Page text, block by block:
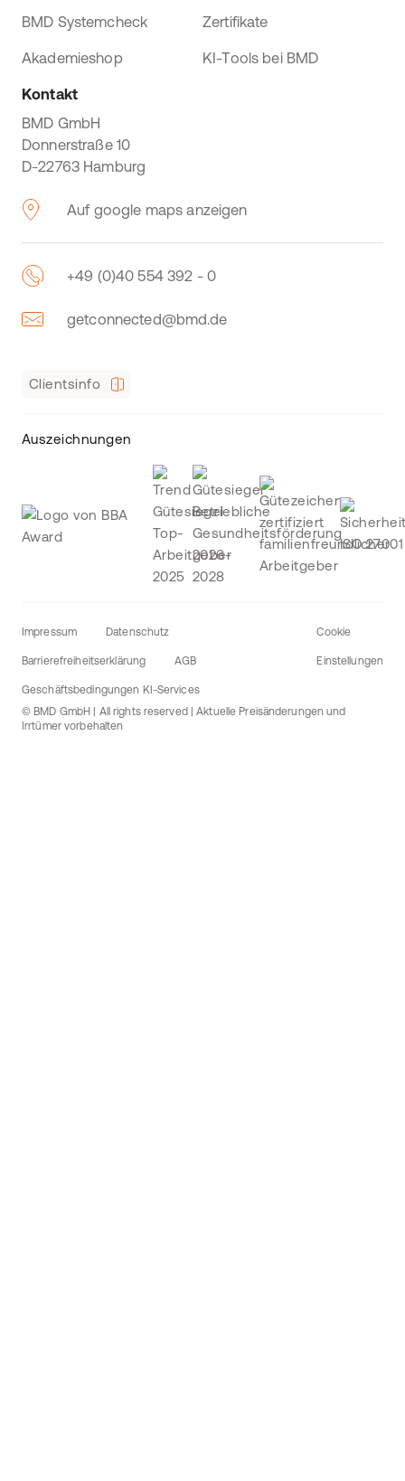
BMD Systemcheck Zertifikate
Akademieshop KI-Tools bei BMD
Kontakt
BMD GmbH
Donnerstraße 10
D-22763 Hamburg
Auf google maps anzeigen
+49 (0)40 554 392 - 0
getconnected@bmd.de
Clientsinfo
Auszeichnungen
Impressum Datenschutz
Barrierefreiheitserklärung AGB
Geschäftsbedingungen KI-Services
Cookie
Einstellungen
© BMD GmbH | All rights reserved | Aktuelle Preisänderungen und
Irrtümer vorbehalten